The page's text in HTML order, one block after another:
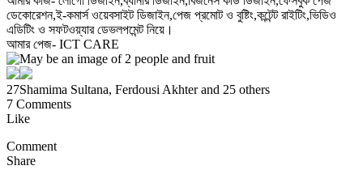
ডেকোরেশন,ই-কমার্স ওয়েবসাইট ডিজাইন,পেজ প্রমোট ও বুষ্টিং,কন্টেন্ট রাইটিং,ভিডিও
এডিটিং ও সফটওয়্যার ডেভলপমেন্ট নিয়ে।
আমার পেজ- ICT CARE
27Shamima Sultana, Ferdousi Akhter and 25 others
7 Comments
Like
Comment
Share